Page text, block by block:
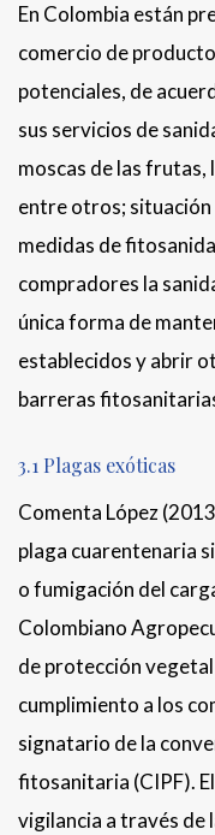
En Colombia están
comercio de
potenciales, de
sus servicios de
moscas de las frutas,
entre otros; situación
medidas de
compradores la
única forma de
establecidos y abrir
barreras
3.1 Plagas exóticas
Comenta López
plaga cuarentenaria
o fumigación del
Colombiano
de protección
cumplimiento a los
signatario de la
fitosanitaria (CIPF).
vigilancia a través de